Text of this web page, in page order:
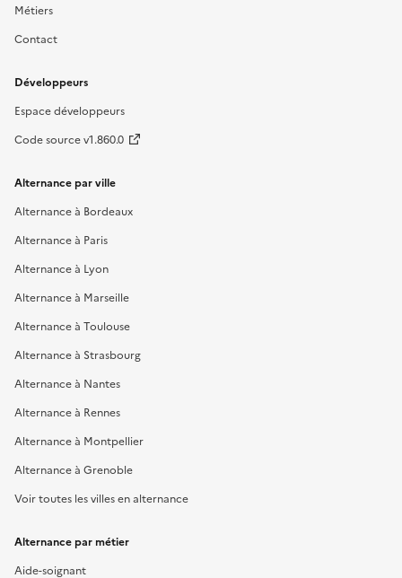
Métiers
Contact
Développeurs
Espace développeurs
Code source v1.860.0
Alternance par ville
Alternance à Bordeaux
Alternance à Paris
Alternance à Lyon
Alternance à Marseille
Alternance à Toulouse
Alternance à Strasbourg
Alternance à Nantes
Alternance à Rennes
Alternance à Montpellier
Alternance à Grenoble
Voir toutes les villes en alternance
Alternance par métier
Aide-soignant